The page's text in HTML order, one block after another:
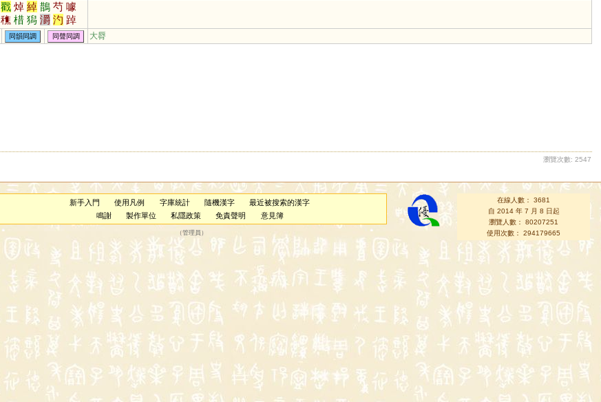
戳 焯 綽 鵲 芍 噱
穛 棤 獡 灂 汋 踔
逴 婼 婥
同韻同調 同聲同調 大脣
瀏覽次數: 2547
新手入門 使用凡例 字庫統計 隨機漢字
最近被搜索的漢字
鳴謝
製作單位 私隱政策 免責聲明 意見簿
（管理員 ）
在線人數： 3681
自 2014 年 7 月 8 日起
瀏覽人數： 80207251
使用次數： 294179665